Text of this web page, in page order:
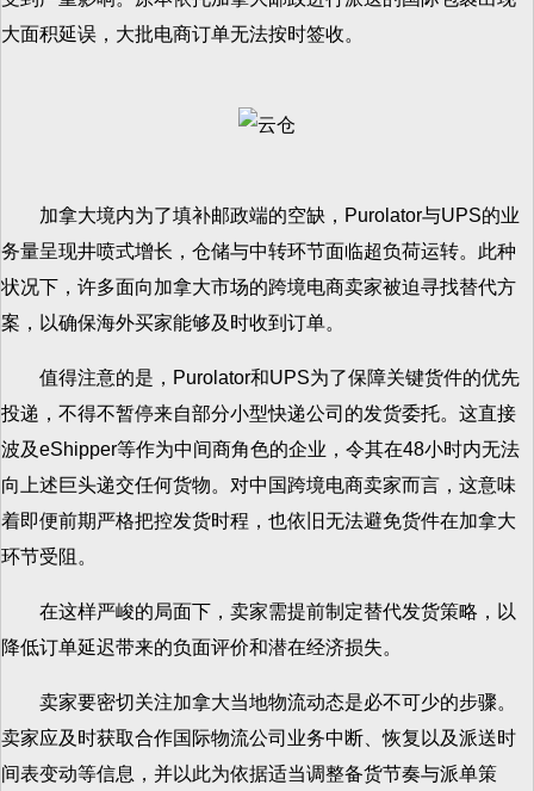
大面积延误，大批电商订单无法按时签收。
加拿大境内为了填补邮政端的空缺，Purolator与UPS的业
务量呈现井喷式增长，仓储与中转环节面临超负荷运转。此种
状况下，许多面向加拿大市场的跨境电商卖家被迫寻找替代方
案，以确保海外买家能够及时收到订单。
值得注意的是，Purolator和UPS为了保障关键货件的优先
投递，不得不暂停来自部分小型快递公司的发货委托。这直接
波及eShipper等作为中间商角色的企业，令其在48小时内无法
向上述巨头递交任何货物。对中国跨境电商卖家而言，这意味
着即便前期严格把控发货时程，也依旧无法避免货件在加拿大
环节受阻。
在这样严峻的局面下，卖家需提前制定替代发货策略，以
降低订单延迟带来的负面评价和潜在经济损失。
卖家要密切关注加拿大当地物流动态是必不可少的步骤。
卖家应及时获取合作国际物流公司业务中断、恢复以及派送时
间表变动等信息，并以此为依据适当调整备货节奏与派单策